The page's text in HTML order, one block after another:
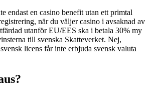
endast en casino benefit utan ett primtal
när du väljer casino i avsaknad av
utanför EU/EES ska i betala 30% my
till svenska Skatteverket. Nej,
licens får inte erbjuda svensk valuta